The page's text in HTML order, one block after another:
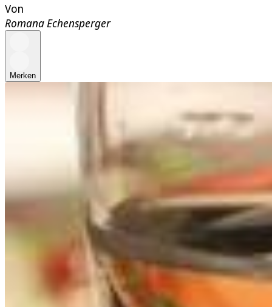
Von
Romana Echensperger
Merken